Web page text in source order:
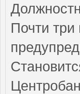
Почти